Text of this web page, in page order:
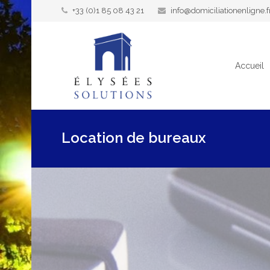
+33 (0)1 85 08 43 21
Accueil
Location de bureaux